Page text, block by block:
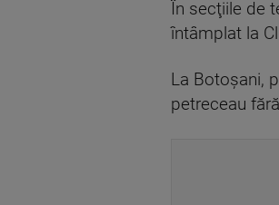
În secţiile de
întâmplat la
La Botoşani,
petreceau